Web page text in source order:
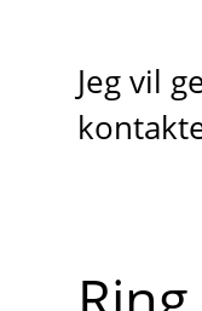
Jeg vil